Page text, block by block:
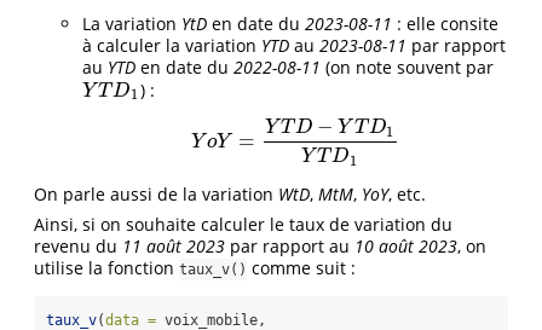
La variation YtD en date du 2023-08-11 : elle consite
à calculer la variation YTD au 2023-08-11 par rapport
au YTD en date du 2022-08-11 (on note souvent par
YTD1
YTD1 ) :
Y oY = Y T D − Y T D1
YT D1
YoY=Y TD−YTD1YTD1
On parle aussi de la variation WtD, MtM, YoY, etc.
Ainsi, si on souhaite calculer le taux de variation du
revenu du 11 août 2023 par rapport au 10 août 2023, on
utilise la fonction taux_v() comme suit :
taux_v(data = voix_mobile,